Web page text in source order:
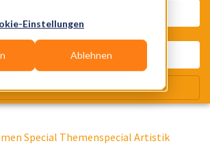
Einstellungen
Ablehnen
Special Themenspecial Artistik
Wir suchen für Dich